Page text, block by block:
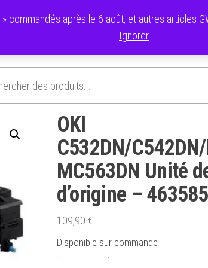
commandés après le 6 août, et autres articles
Ignorer
OKI
C532DN/
MC563DN Unité
d’origine –
109,90 €
Disponible sur commande